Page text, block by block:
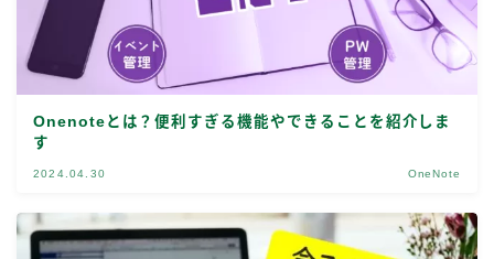
Onenoteとは？便利すぎる機能やできることを紹介しま
す
2024.04.30 OneNote